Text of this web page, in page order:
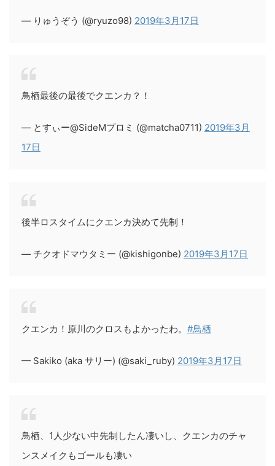
— りゅうぞう (@ryuzo98) 2019年3月17日
鳥栖最後の最後でクエンカ？！
— とすぃー@SideMプロミ (@matcha0711) 2019年3月
17日
後半ロスタイムにクエンカ決めて先制！
— チクオドマウタミー (@kishigonbe) 2019年3月17日
クエンカ！原川のクロスもよかったわ。 #鳥栖
— Sakiko (aka サリー) (@saki_ruby) 2019年3月17日
鳥栖、1人少ない中先制したん凄いし、クエンカのチャ
ンスメイクもゴールも凄い